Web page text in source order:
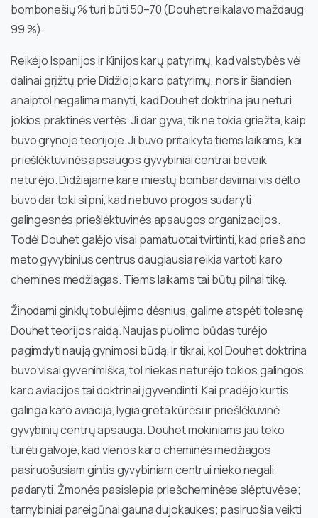
bombonešių % turi būti 50–70 (Douhet reikalavo maždaug
99 %).
Reikėjo Ispanijos ir Kinijos karų patyrimų, kad valstybės vėl
dalinai grįžtų prie Didžiojo karo patyrimų, nors ir šiandien
anaiptol negalima manyti, kad Douhet doktrina jau neturi
jokios praktinės vertės. Ji dar gyva, tik ne tokia griežta, kaip
buvo grynoje teorijoje. Ji buvo pritaikyta tiems laikams, kai
priešlėktuvinės apsaugos gyvybiniai centrai beveik
neturėjo. Didžiajame kare miestų bombardavimai vis dėlto
buvo dar toki silpni, kad nebuvo progos sudaryti
galingesnės priešlėktuvinės apsaugos organizacijos.
Todėl Douhet galėjo visai pamatuotai tvirtinti, kad prieš ano
meto gyvybinius centrus daugiausia reikia vartoti karo
chemines medžiagas. Tiems laikams tai būtų pilnai tikę.
Žinodami ginklų tobulėjimo dėsnius, galime atspėti tolesnę
Douhet teorijos raidą. Naujas puolimo būdas turėjo
pagimdyti naują gynimosi būdą. Ir tikrai, kol Douhet doktrina
buvo visai gyvenimiška, tol niekas neturėjo tokios galingos
karo aviacijos tai doktrinai įgyvendinti. Kai pradėjo kurtis
galinga karo aviacija, lygia greta kūrėsi ir priešlėkuvinė
gyvybinių centrų apsauga. Douhet mokiniams jau teko
turėti galvoje, kad vienos karo cheminės medžiagos
pasiruošusiam gintis gyvybiniam centrui nieko negali
padaryti. Žmonės pasislepia priešcheminėse slėptuvėse;
tarnybiniai pareigūnai gauna dujokaukes; pasiruošia veikti